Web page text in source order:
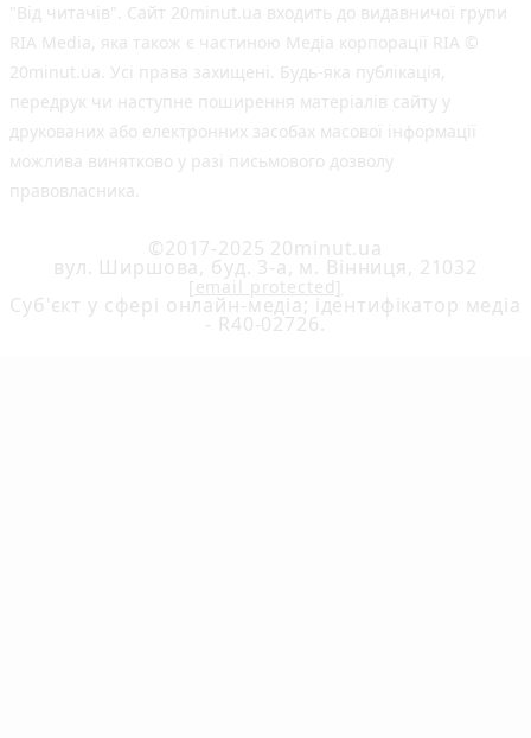
"Від читачів". Сайт 20minut.ua входить до видавничої групи
RIA Media, яка також є частиною Медіа корпорації RIA ©
20minut.ua. Усі права захищені. Будь-яка публiкацiя,
передрук чи наступне поширення матеріалів сайту у
друкованих або електронних засобах масової інформації
можлива винятково у разі письмового дозволу
правовласника.
©2017-2025 20minut.ua
вул. Ширшова, буд. 3-а, м. Вінниця, 21032
[email protected]
Cуб'єкт у сфері онлайн-медіа; ідентифікатор медіа
- R40-02726.